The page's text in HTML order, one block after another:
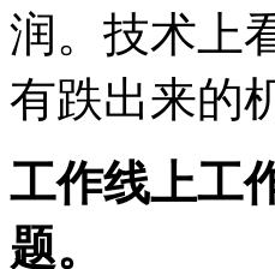
润。技术上
有跌出来的
工作线上工
题。